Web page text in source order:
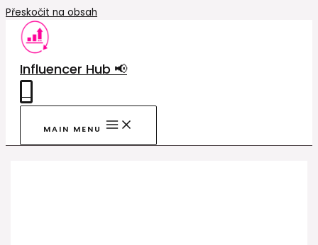
Přeskočit na obsah
Influencer Hub 📢
MAIN MENU